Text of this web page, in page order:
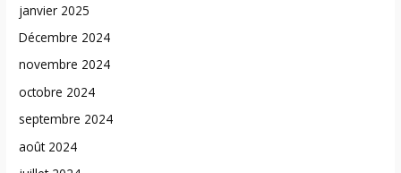
janvier 2025
Décembre 2024
novembre 2024
octobre 2024
septembre 2024
août 2024